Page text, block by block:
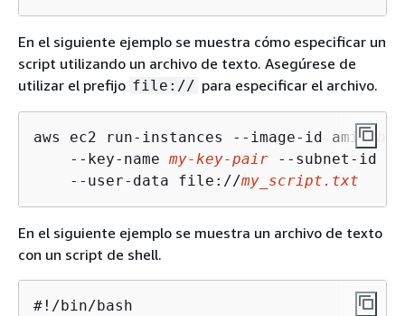
En el siguiente ejemplo se muestra cómo especificar un
script utilizando un archivo de texto. Asegúrese de
utilizar el prefijo file:// para especificar el archivo.
aws ec2 run-instances --image-id ami-
    --key-name
my-key-pair --subnet-id
    --user-data file://
my_script.txt
En el siguiente ejemplo se muestra un archivo de texto
con un script de shell.
#!/bin/bash